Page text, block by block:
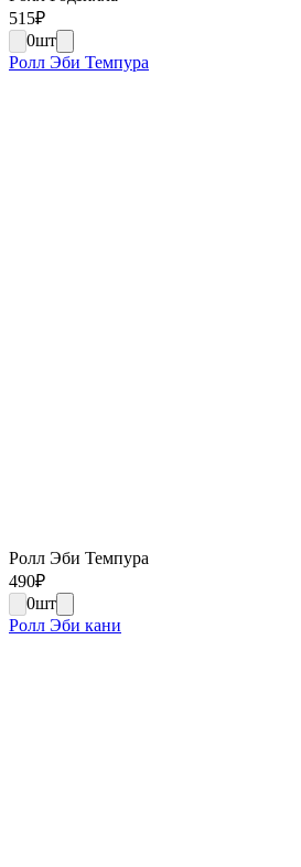
515₽
0шт
Ролл Эби Темпура
Ролл Эби Темпура
490₽
0шт
Ролл Эби кани